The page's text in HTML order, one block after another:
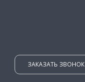
ЗАКАЗАТЬ ЗВОНОК